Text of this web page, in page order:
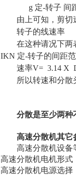
g 定-转子 间距
由上可知，剪切
转子的线速率
在这种请况下两
IKN 定-转子的间距范
速率V= 3.14 X
所以转速和分
分散是至少两种
高速分散机其它
高速分散机设备
高速分散机电机形式
高速分散机电源选择